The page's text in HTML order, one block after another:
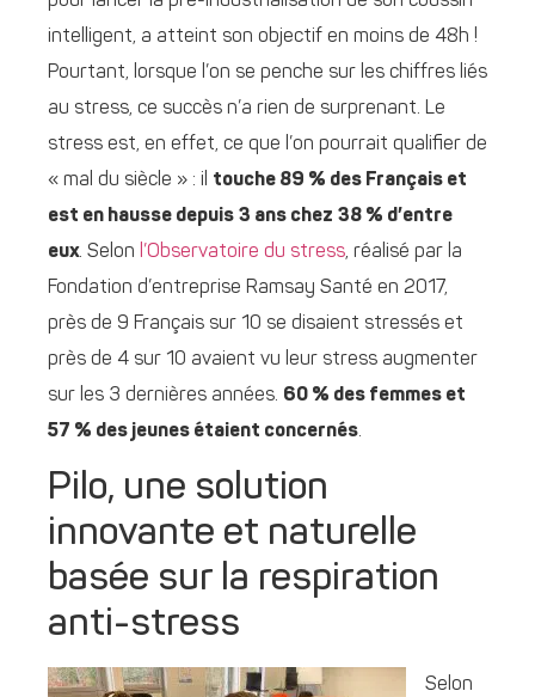
intelligent, a atteint son objectif en moins de 48h !
Pourtant, lorsque l’on se penche sur les chiffres liés
au stress, ce succès n’a rien de surprenant. Le
stress est, en effet, ce que l’on pourrait qualifier de
« mal du siècle » : il touche 89 % des Français et
est en hausse depuis 3 ans chez 38 % d’entre
eux. Selon l’Observatoire du stress, réalisé par la
Fondation d’entreprise Ramsay Santé en 2017,
près de 9 Français sur 10 se disaient stressés et
près de 4 sur 10 avaient vu leur stress augmenter
sur les 3 dernières années. 60 % des femmes et
57 % des jeunes étaient concernés.
Pilo, une solution
innovante et naturelle
basée sur la respiration
anti-stress
Selon